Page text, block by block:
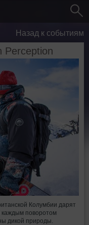
Назад к событиям
Perception
Колумбии дарят
каждым поворотом
дикой природы.